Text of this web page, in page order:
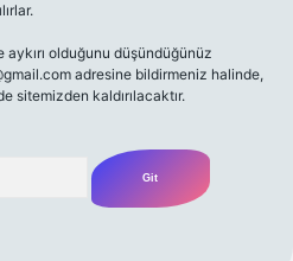
olduğunu düşündüğünüz
adresine bildirmeniz halinde,
sitemizden kaldırılacaktır.